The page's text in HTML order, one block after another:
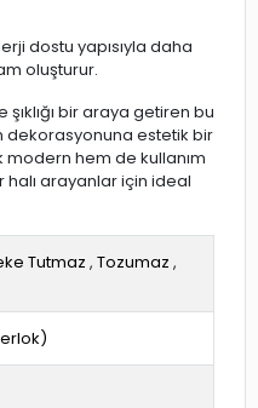
dostu yapısıyla daha
oluşturur.
bir araya getiren bu
dekorasyonuna estetik bir
modern hem de kullanım
halı arayanlar için ideal
Tutmaz , Tozumaz ,